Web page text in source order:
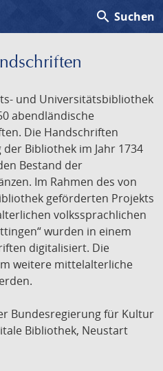
search Suchen
und Universitätsbibliothek
abendländische
Die Handschriften
Bibliothek im Jahr 1734
Bestand der
Im Rahmen des von
geförderten Projekts
volkssprachlichen
wurden in einem
digitalisiert. Die
weitere mittelalterliche
Bundesregierung für Kultur
Bibliothek, Neustart